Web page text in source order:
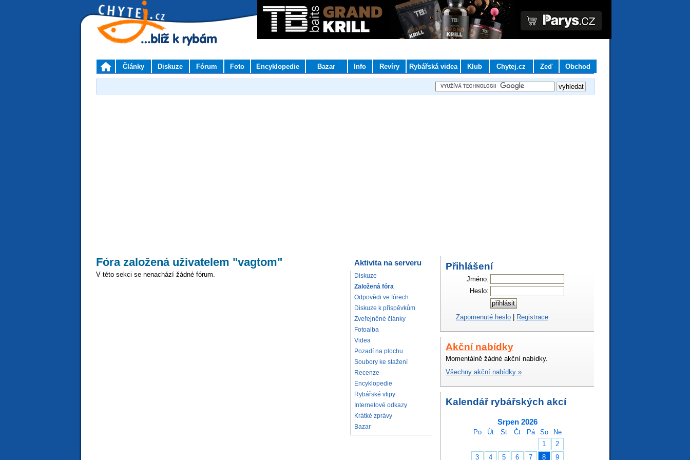
Články Diskuze Fórum Foto Encyklopedie Bazar Info Revíry Rybářská videa Klub Chytej.cz Zeď Obchod
Fóra založená uživatelem "vagtom"
V této sekci se nenachází žádné fórum.
Aktivita na serveru
Diskuze
Založená fóra
Odpovědi ve fórech
Diskuze k příspěvkům
Zveřejněné články
Fotoalba
Videa
Pozadí na plochu
Soubory ke stažení
Recenze
Encyklopedie
Rybářské vtipy
Internetové odkazy
Krátké zprávy
Bazar
Přihlášení
Jméno:
Heslo:
Zapomenuté heslo | Registrace
Akční nabídky
Momentálně žádné akční nabídky.
Všechny akční nabídky »
Kalendář rybářských akcí
Srpen 2026
Po Út St Čt Pá So
Ne
1
2
3
4 5 6 7 8 9